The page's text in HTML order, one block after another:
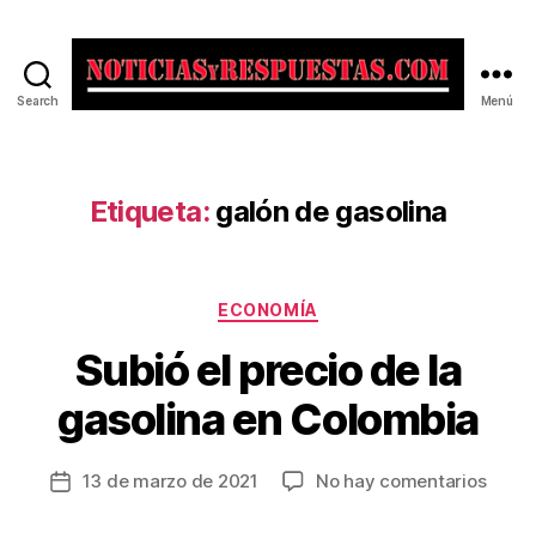
Search Menú
Etiqueta: galón de gasolina
Categorías
ECONOMÍA
Subió el precio de la
gasolina en Colombia
Fecha13 de marzo de 2021 No hay comentariosen